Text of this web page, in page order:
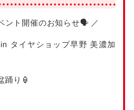
ント開催のお知らせ🗣️ ／
タイヤショップ早野 美濃加
踊り🏮